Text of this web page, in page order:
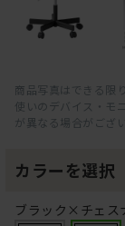
商品写真はできる限
使いのデバイス・モ
が異なる場合がござ
カラーを選択
ブラック×チェス